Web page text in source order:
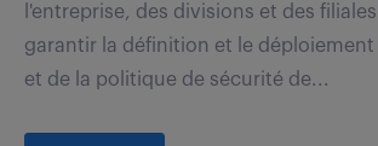
l'entreprise, des divisions et des
garantir la définition et le déploiement
et de la politique de sécurité de...